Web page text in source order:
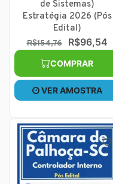
de Sistemas)
Estratégia 2026 (Pós
Edital)
R$154,76 R$96,54
COMPRAR
VER AMOSTRA